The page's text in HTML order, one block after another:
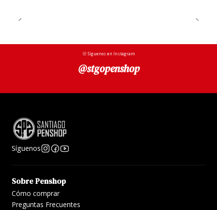
Síguenos en Instagram
@stgopenshop
Síguenos
Sobre Penshop
Cómo comprar
Preguntas Frecuentes